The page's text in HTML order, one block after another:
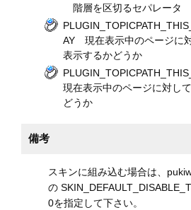
階層を区切るセパレータ
AY 現在表示中のページに
表示するかどうか
現在表示中のページに対し
どうか
備考
スキンに組み込む場合は、
の
0を指定して下さい。